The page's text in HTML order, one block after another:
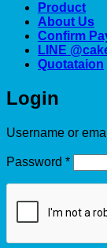
Product
About Us
Confirm
LINE
Quotataion
Login
Username or
Password *